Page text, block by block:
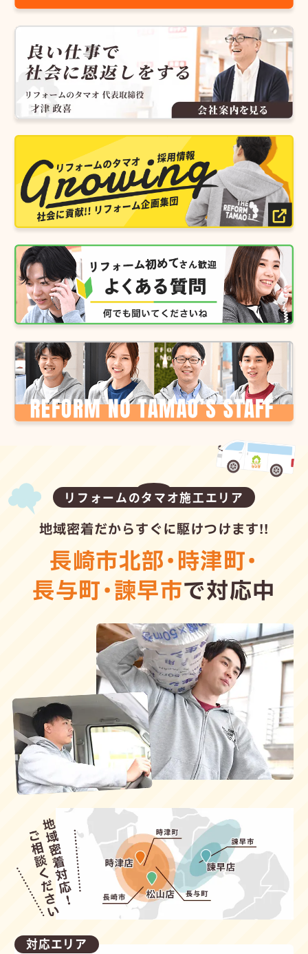
リフォームのタマオ施工エリア
地域密着だからすぐに駆けつけます!!
長崎市北部・時津町・
長与町・諫早市で対応中
対応エリア